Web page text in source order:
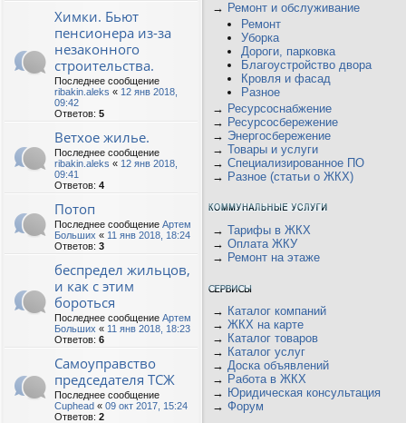
Химки. Бьют
пенсионера из-за
незаконного
строительства.
Последнее сообщение
ribakin.aleks « 12 янв 2018,
09:42
Ответов: 5
Ветхое жилье.
Последнее сообщение
ribakin.aleks « 12 янв 2018,
09:41
Ответов: 4
Потоп
Последнее сообщение Артем
Больших « 11 янв 2018, 18:24
Ответов: 3
беспредел жильцов,
и как с этим
бороться
Последнее сообщение Артем
Больших « 11 янв 2018, 18:23
Ответов: 6
Самоуправство
председателя ТСЖ
Последнее сообщение
Cuphead « 09 окт 2017, 15:24
Ответов: 2
→ Ремонт и обслуживание
Ремонт
Уборка
Дороги, парковка
Благоустройство двора
Кровля и фасад
Разное
→ Ресурсоснабжение
→ Ресурсосбережение
→ Энергосбережение
→ Товары и услуги
→ Специализированное ПО
→ Разное (статьи о ЖКХ)
→ Тарифы в ЖКХ
→ Оплата ЖКУ
→ Ремонт на этаже
→ Каталог компаний
→ ЖКХ на карте
→ Каталог товаров
→ Каталог услуг
→ Доска объявлений
→ Работа в ЖКХ
→ Юридическая консультация
→ Форум